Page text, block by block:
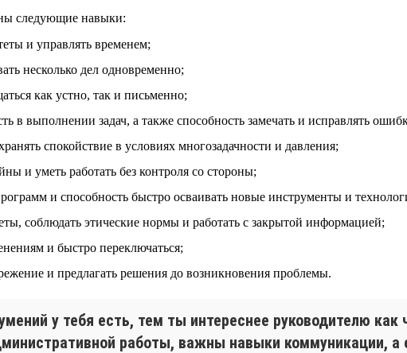
следующие навыки:
и управлять временем;
несколько дел одновременно;
как устно, так и письменно;
в выполнении задач, а также способность замечать и исправлять
спокойствие в условиях многозадачности и давления;
и уметь работать без контроля со стороны;
и способность быстро осваивать новые инструменты и
соблюдать этические нормы и работать с закрытой информацией;
и быстро переключаться;
и предлагать решения до возникновения проблемы.
у тебя есть, тем ты интереснее руководителю
работы, важны навыки коммуникации,